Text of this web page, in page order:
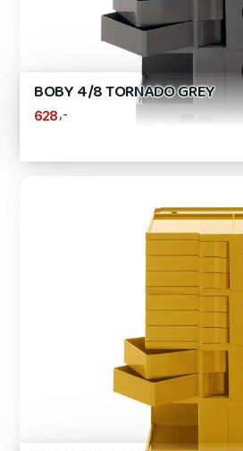
BOBY 4/8 TORNADO GREY
628,-